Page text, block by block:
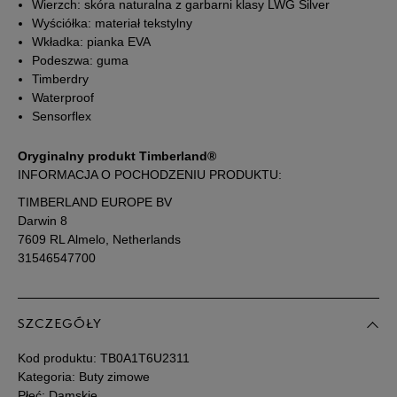
39,5 25,5 cm
40
42 28 cm
Zobacz jak zmierzyć stopę?
Wierzch: skóra naturalna z garbarni klasy LWG Silver
Wyściółka: materiał tekstylny
Wkładka: pianka EVA
Podeszwa: guma
Timberdry
Waterproof
Sensorflex
Oryginalny produkt Timberland®
INFORMACJA O POCHODZENIU PRODUKTU:
TIMBERLAND EUROPE BV
Darwin 8
7609 RL Almelo, Netherlands
31546547700
SZCZEGÓŁY
Kod produktu: TB0A1T6U2311
Kategoria: Buty zimowe